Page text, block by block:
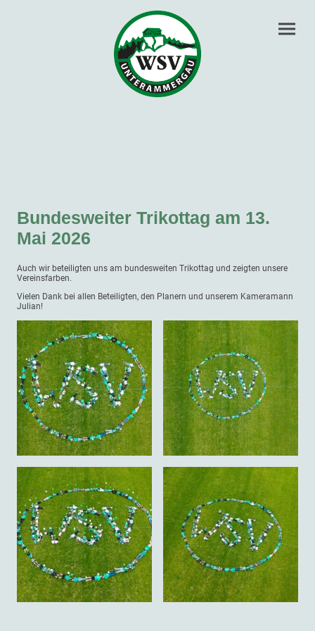
Bundes­wei­ter Trikot­tag am 13.
Mai 2026
Auch wir beteiligten uns am bundesweiten Trikottag und zeigten unsere
Vereinsfarben.
Vielen Dank bei allen Beteiligten, den Planern und unserem Kameramann
Julian!